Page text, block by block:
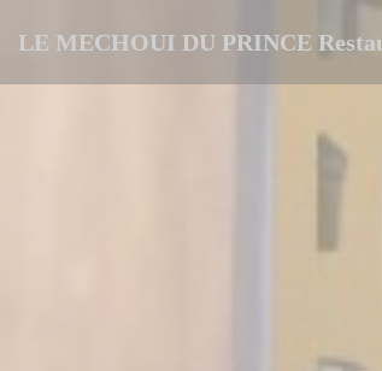
LE MECHOUI DU PRINCE